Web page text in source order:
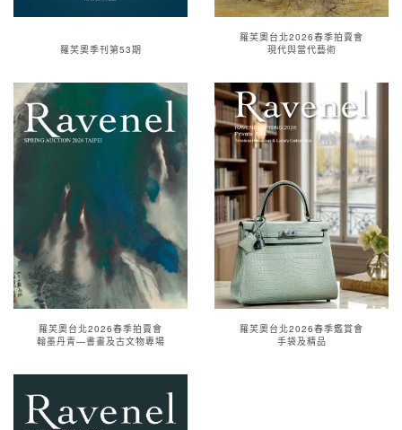
羅芙奧季刊第53期
羅芙奧台北2026春季拍賣會
現代與當代藝術
羅芙奧台北2026春季拍賣會
翰墨丹青—書畫及古文物專場
羅芙奧台北2026春季鑑賞會
手袋及精品